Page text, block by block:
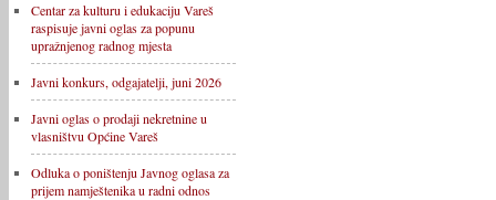
Centar za kulturu i edukaciju Vareš
raspisuje javni oglas za popunu
upražnjenog radnog mjesta
Javni konkurs, odgajatelji, juni 2026
Javni oglas o prodaji nekretnine u
vlasništvu Općine Vareš
Odluka o poništenju Javnog oglasa za
prijem namještenika u radni odnos